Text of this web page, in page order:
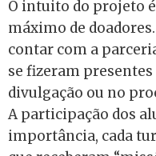
O intuito do projeto
máximo de
contar com a
se fizeram
divulgação ou no
A participação dos
importância, cada